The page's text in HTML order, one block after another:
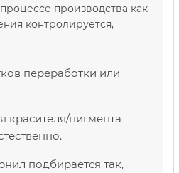
производства как
контролируется,
переработки или
красителя/пигмента
подбирается так,